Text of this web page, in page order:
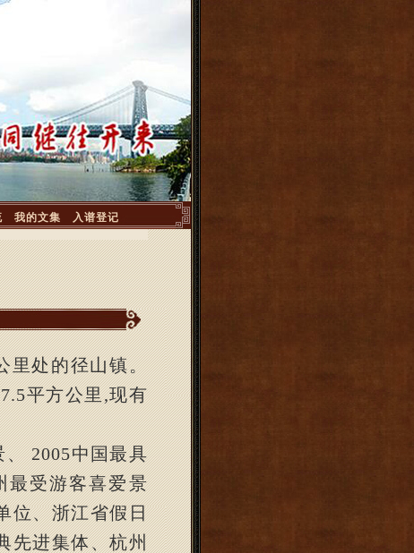
我的文集 入谱登记
里处的径山镇。
7.5平方公里,现有
、2005中国最具
最受游客喜爱景
位、浙江省假日
先进集体、杭州